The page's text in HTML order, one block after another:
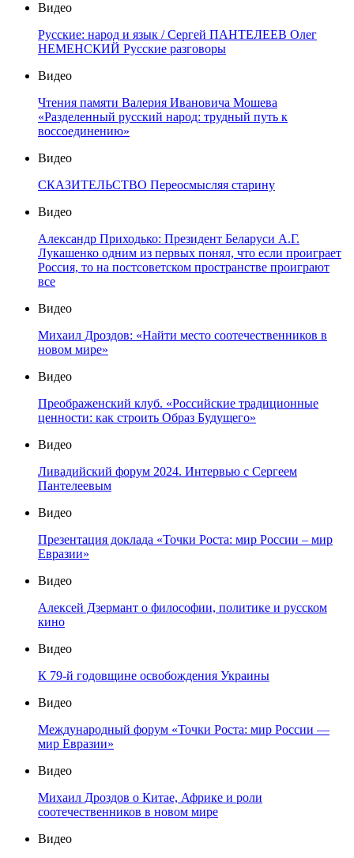
Видео
Русские: народ и язык / Сергей ПАНТЕЛЕЕВ Олег
НЕМЕНСКИЙ Русские разговоры
Видео
Чтения памяти Валерия Ивановича Мошева
«Разделенный русский народ: трудный путь к
воссоединению»
Видео
СКАЗИТЕЛЬСТВО Переосмысляя старину
Видео
Александр Приходько: Президент Беларуси А.Г.
Лукашенко одним из первых понял, что если проиграет
Россия, то на постсоветском пространстве проиграют
все
Видео
Михаил Дроздов: «Найти место соотечественников в
новом мире»
Видео
Преображенский клуб. «Российские традиционные
ценности: как строить Образ Будущего»
Видео
Ливадийский форум 2024. Интервью с Сергеем
Пантелеевым
Видео
Презентация доклада «Точки Роста: мир России – мир
Евразии»
Видео
Алексей Дзермант о философии, политике и русском
кино
Видео
К 79-й годовщине освобождения Украины
Видео
Международный форум «Точки Роста: мир России —
мир Евразии»
Видео
Михаил Дроздов о Китае, Африке и роли
соотечественников в новом мире
Видео